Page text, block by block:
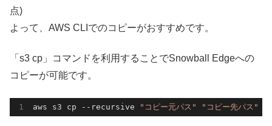
点)
よって、AWS CLIでのコピーがおすすめです。
「s3 cp」コマンドを利用することでSnowball Edgeへの
コピーが可能です。
aws s3 cp --recursive "コピー元パス" "コピー先パス"